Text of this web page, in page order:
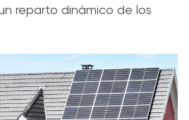
reparto dinámico de los